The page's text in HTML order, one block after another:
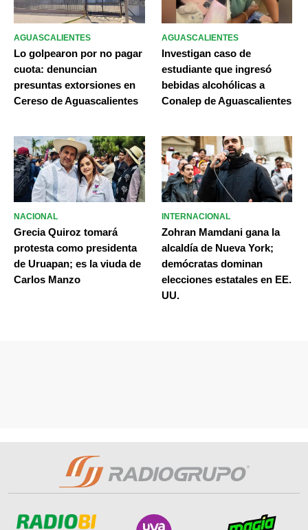
AGUASCALIENTES
Lo golpearon por no pagar
cuota: denuncian
presuntas extorsiones en
Cereso de Aguascalientes
AGUASCALIENTES
Investigan caso de
estudiante que ingresó
bebidas alcohólicas a
Conalep de Aguascalientes
NACIONAL
Grecia Quiroz tomará
protesta como presidenta
de Uruapan; es la viuda de
Carlos Manzo
INTERNACIONAL
Zohran Mamdani gana la
alcaldía de Nueva York;
demócratas dominan
elecciones estatales en EE.
UU.